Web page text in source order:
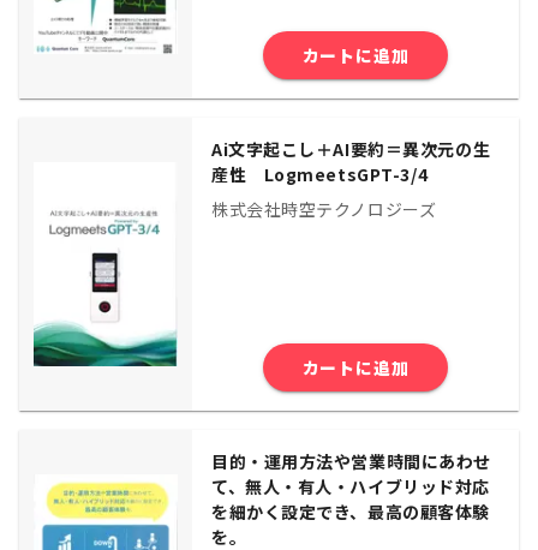
カートに追加
Ai文字起こし＋AI要約＝異次元の生
産性 LogmeetsGPT-3/4
株式会社時空テクノロジーズ
カートに追加
目的・運用方法や営業時間にあわせ
て、無人・有人・ハイブリッド対応
を細かく設定でき、最高の顧客体験
を。